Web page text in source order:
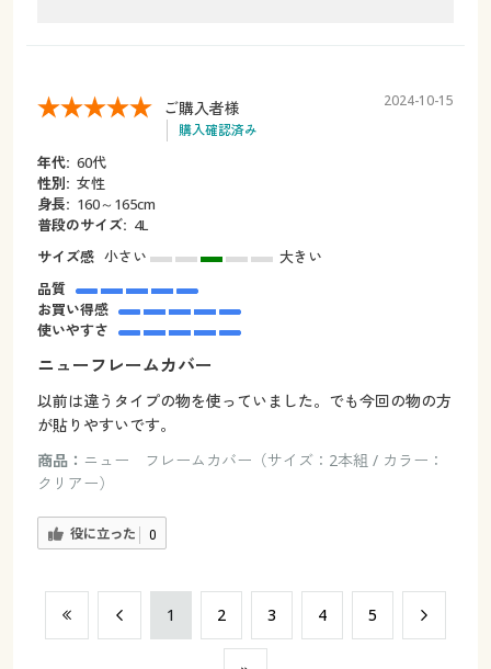
ご購入者様
購入確認済み
2024-10-15
年代: 60代
性別: 女性
身長: 160～165cm
普段のサイズ: 4L
サイズ感 小さい
大きい
品質
お買い得感
使いやすさ
ニューフレームカバー
以前は違うタイプの物を使っていました。でも今回の物の方
が貼りやすいです。
商品： ニュー フレームカバー（サイズ：2本組 / カラー：
クリアー）
役に立った 0
​1 ​2 ​3 ​4 ​5